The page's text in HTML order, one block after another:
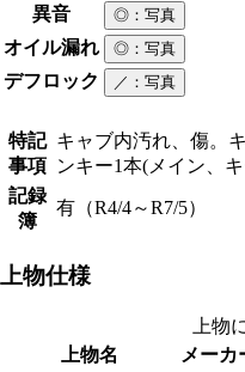
異音
◎ ：写真
オイル漏れ ◎ ：写真
デフロック ／ ：写真
特記
事項
キャブ内汚れ、傷。
ンキー1本(メイン、キ
記録
簿
有（R4/4～R7/5）
上物仕様
上物
上物名
メーカ